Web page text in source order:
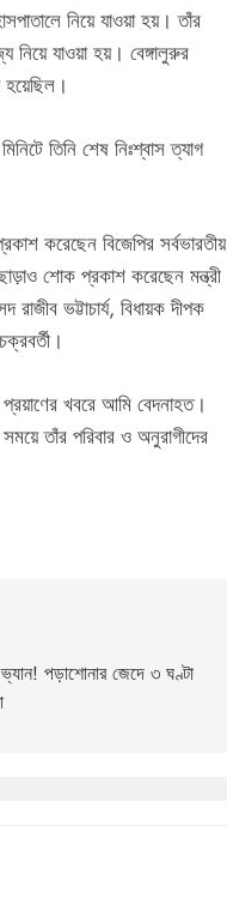
নিয়ে যাওয়া হয়। তাঁর
যাওয়া হয়। বেঙ্গালুরুর
হয়েছিল।
তিনি শেষ নিঃশ্বাস ত্যাগ
করেছেন বিজেপির সর্বভারতীয়
শোক প্রকাশ করেছেন মন্ত্রী
ভট্টাচার্য, বিধায়ক দীপক
প্রয়াণের খবরে আমি বেদনাহত।
তাঁর পরিবার ও অনুরাগীদের
পড়াশোনার জেদে ৩ ঘণ্টা